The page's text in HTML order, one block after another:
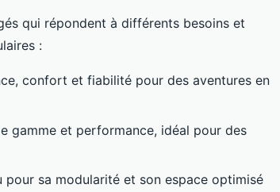
qui répondent à différents besoins et
:
confort et fiabilité pour des aventures en
gamme et performance, idéal pour des
pour sa modularité et son espace optimisé